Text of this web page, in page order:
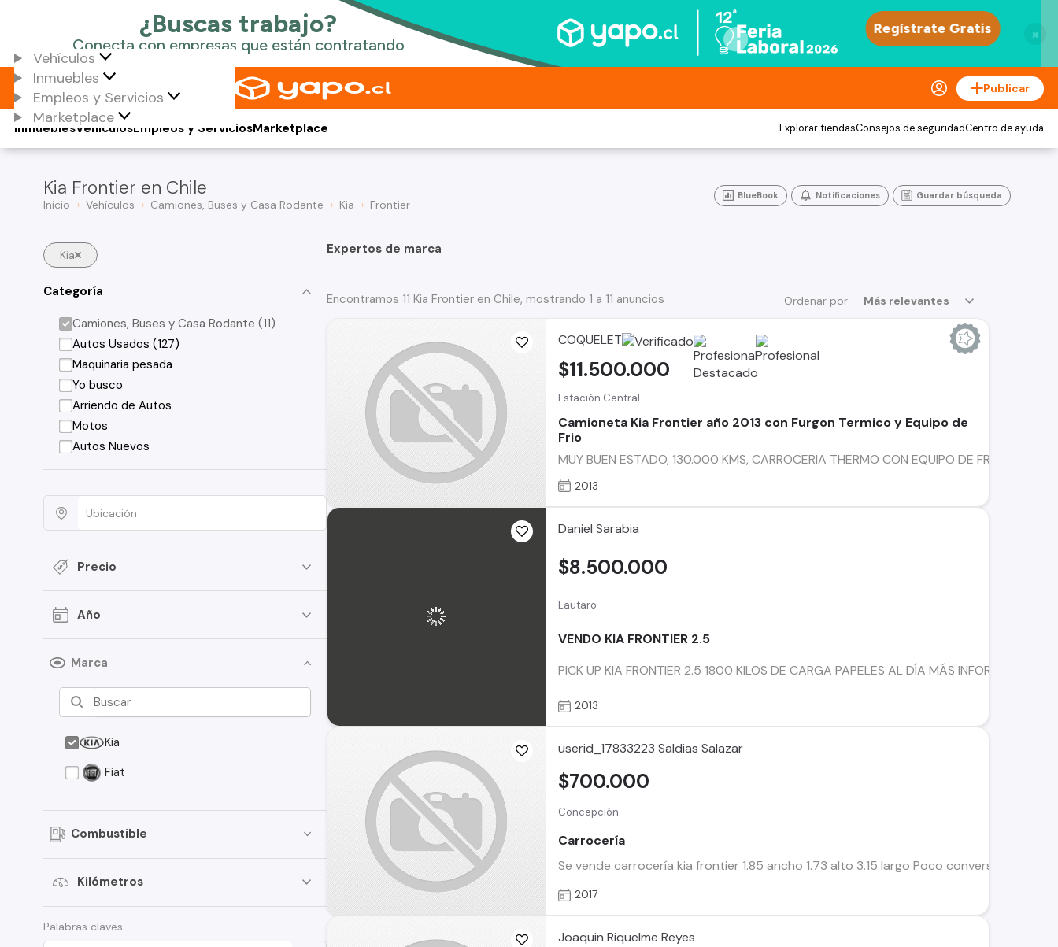
×
Vehículos
Inmuebles
Empleos y Servicios
Marketplace
Publicar
Vehículos
Inmuebles Empleos y ServiciosMarketplace Explorar tiendasConsejos de seguridadCentro de ayuda
Kia Frontier en Chile
Inicio Vehículos Camiones, Buses y Casa Rodante Kia Frontier
BlueBook Notificaciones Guardar búsqueda
Kia
Categoría
Camiones, Buses y Casa Rodante (11)
Autos Usados (127)
Maquinaria pesada
Yo busco
Arriendo de Autos
Motos
Autos Nuevos
Precio
Año
Marca
Kia
Fiat
Combustible
Kilómetros
Palabras claves
Expertos de marca
Ordenar por Más relevantes
Encontramos 11 Kia Frontier en Chile, mostrando 1 a 11 anuncios
COQUELET
Estación Central
Camioneta Kia Frontier año 2013 con Furgon Termico y Equipo de
Frio
MUY BUEN ESTADO, 130.000 KMS, CARROCERIA THERMO CON EQUIPO DE FRIO,
$11.500.000
2013
Daniel Sarabia
Lautaro
VENDO KIA FRONTIER 2.5
PICK UP KIA FRONTIER 2.5 1800 KILOS DE CARGA PAPELES AL DÍA MÁS INFORMACIÓN AL
$8.500.000
2013
userid_17833223 Saldias Salazar
Concepción
Carrocería
Se vende carrocería kia frontier 1.85 ancho 1.73 alto 3.15 largo Poco conversable
$700.000
2017
Joaquin Riquelme Reyes